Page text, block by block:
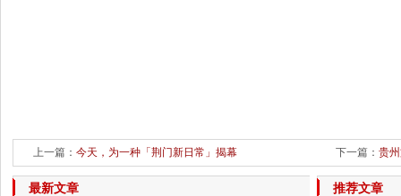
上一篇： 今天，为一种「荆门新日常」揭幕 下一篇： 贵
最新文章 推荐文章